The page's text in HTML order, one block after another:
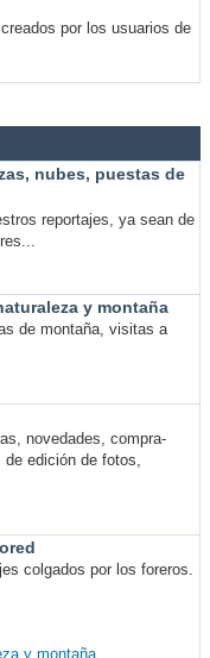
por los usuarios de
nubes, puestas de
reportajes, ya sean de
y montaña
de montaña, visitas a
novedades, compra-
edición de fotos,
colgados por los foreros.
y montaña